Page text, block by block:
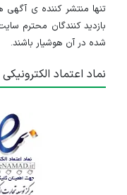
تنها منتشر کننده ی آگهی
بازدید کنندگان محترم
شده در آن هوشیار باشند.
نماد اعتماد الکترونیکی